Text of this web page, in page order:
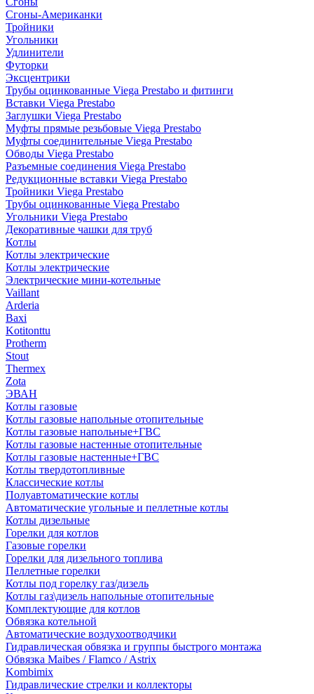
Сгоны-Американки
Тройники
Угольники
Удлинители
Футорки
Эксцентрики
Трубы оцинкованные Viega Prestabo и фитинги
Вставки Viega Prestabo
Заглушки Viega Prestabo
Муфты прямые резьбовые Viega Prestabo
Муфты соединительные Viega Prestabo
Обводы Viega Prestabo
Разъемные соединения Viega Prestabo
Редукционные вставки Viega Prestabo
Тройники Viega Prestabo
Трубы оцинкованные Viega Prestabo
Угольники Viega Prestabo
Декоративные чашки для труб
Котлы
Котлы электрические
Котлы электрические
Электрические мини-котельные
Vaillant
Arderia
Baxi
Kotitonttu
Protherm
Stout
Thermex
Zota
ЭВАН
Котлы газовые
Котлы газовые напольные отопительные
Котлы газовые напольные+ГВС
Котлы газовые настенные отопительные
Котлы газовые настенные+ГВС
Котлы твердотопливные
Классические котлы
Полуавтоматические котлы
Автоматические угольные и пеллетные котлы
Котлы дизельные
Горелки для котлов
Газовые горелки
Горелки для дизельного топлива
Пеллетные горелки
Котлы под горелку газ/дизель
Котлы газ\дизель напольные отопительные
Комплектующие для котлов
Обвязка котельной
Автоматические воздухоотводчики
Гидравлическая обвязка и группы быстрого монтажа
Обвязка Maibes / Flamco / Astrix
Kombimix
Гидравлические стрелки и коллекторы